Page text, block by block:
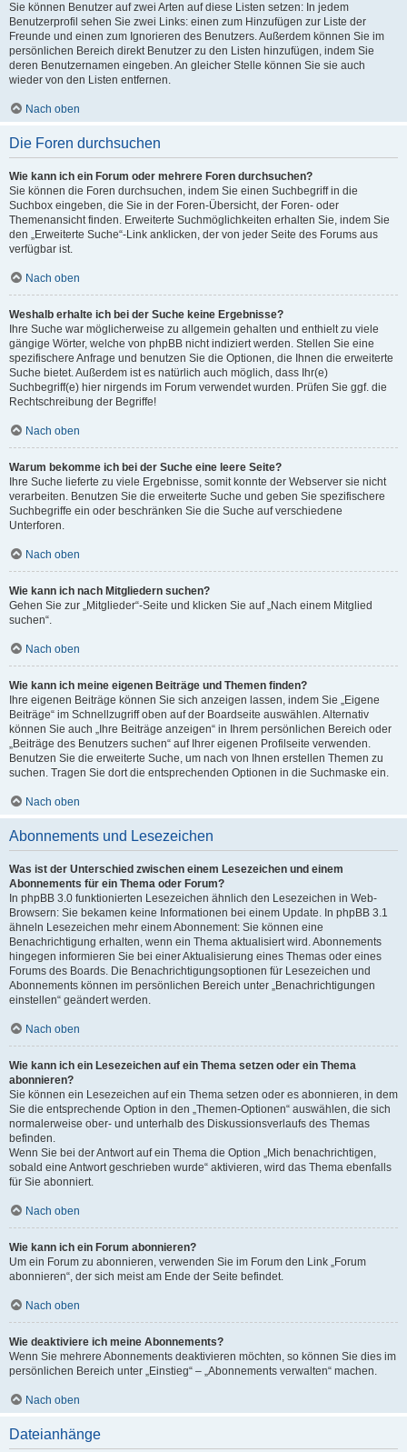
Sie können Benutzer auf zwei Arten auf diese Listen setzen: In jedem
Benutzerprofil sehen Sie zwei Links: einen zum Hinzufügen zur Liste der
Freunde und einen zum Ignorieren des Benutzers. Außerdem können Sie im
persönlichen Bereich direkt Benutzer zu den Listen hinzufügen, indem Sie
deren Benutzernamen eingeben. An gleicher Stelle können Sie sie auch
wieder von den Listen entfernen.
Nach oben
Die Foren durchsuchen
Wie kann ich ein Forum oder mehrere Foren durchsuchen?
Sie können die Foren durchsuchen, indem Sie einen Suchbegriff in die
Suchbox eingeben, die Sie in der Foren-Übersicht, der Foren- oder
Themenansicht finden. Erweiterte Suchmöglichkeiten erhalten Sie, indem Sie
den „Erweiterte Suche“-Link anklicken, der von jeder Seite des Forums aus
verfügbar ist.
Nach oben
Weshalb erhalte ich bei der Suche keine Ergebnisse?
Ihre Suche war möglicherweise zu allgemein gehalten und enthielt zu viele
gängige Wörter, welche von phpBB nicht indiziert werden. Stellen Sie eine
spezifischere Anfrage und benutzen Sie die Optionen, die Ihnen die erweiterte
Suche bietet. Außerdem ist es natürlich auch möglich, dass Ihr(e)
Suchbegriff(e) hier nirgends im Forum verwendet wurden. Prüfen Sie ggf. die
Rechtschreibung der Begriffe!
Nach oben
Warum bekomme ich bei der Suche eine leere Seite?
Ihre Suche lieferte zu viele Ergebnisse, somit konnte der Webserver sie nicht
verarbeiten. Benutzen Sie die erweiterte Suche und geben Sie spezifischere
Suchbegriffe ein oder beschränken Sie die Suche auf verschiedene
Unterforen.
Nach oben
Wie kann ich nach Mitgliedern suchen?
Gehen Sie zur „Mitglieder“-Seite und klicken Sie auf „Nach einem Mitglied
suchen“.
Nach oben
Wie kann ich meine eigenen Beiträge und Themen finden?
Ihre eigenen Beiträge können Sie sich anzeigen lassen, indem Sie „Eigene
Beiträge“ im Schnellzugriff oben auf der Boardseite auswählen. Alternativ
können Sie auch „Ihre Beiträge anzeigen“ in Ihrem persönlichen Bereich oder
„Beiträge des Benutzers suchen“ auf Ihrer eigenen Profilseite verwenden.
Benutzen Sie die erweiterte Suche, um nach von Ihnen erstellen Themen zu
suchen. Tragen Sie dort die entsprechenden Optionen in die Suchmaske ein.
Nach oben
Abonnements und Lesezeichen
Was ist der Unterschied zwischen einem Lesezeichen und einem
Abonnements für ein Thema oder Forum?
In phpBB 3.0 funktionierten Lesezeichen ähnlich den Lesezeichen in Web-
Browsern: Sie bekamen keine Informationen bei einem Update. In phpBB 3.1
ähneln Lesezeichen mehr einem Abonnement: Sie können eine
Benachrichtigung erhalten, wenn ein Thema aktualisiert wird. Abonnements
hingegen informieren Sie bei einer Aktualisierung eines Themas oder eines
Forums des Boards. Die Benachrichtigungsoptionen für Lesezeichen und
Abonnements können im persönlichen Bereich unter „Benachrichtigungen
einstellen“ geändert werden.
Nach oben
Wie kann ich ein Lesezeichen auf ein Thema setzen oder ein Thema
abonnieren?
Sie können ein Lesezeichen auf ein Thema setzen oder es abonnieren, in dem
Sie die entsprechende Option in den „Themen-Optionen“ auswählen, die sich
normalerweise ober- und unterhalb des Diskussionsverlaufs des Themas
befinden.
Wenn Sie bei der Antwort auf ein Thema die Option „Mich benachrichtigen,
sobald eine Antwort geschrieben wurde“ aktivieren, wird das Thema ebenfalls
für Sie abonniert.
Nach oben
Wie kann ich ein Forum abonnieren?
Um ein Forum zu abonnieren, verwenden Sie im Forum den Link „Forum
abonnieren“, der sich meist am Ende der Seite befindet.
Nach oben
Wie deaktiviere ich meine Abonnements?
Wenn Sie mehrere Abonnements deaktivieren möchten, so können Sie dies im
persönlichen Bereich unter „Einstieg“ – „Abonnements verwalten“ machen.
Nach oben
Dateianhänge